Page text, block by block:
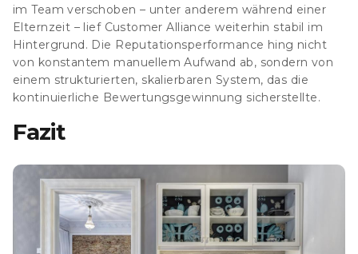
im Team verschoben – unter anderem während einer
Elternzeit – lief Customer Alliance weiterhin stabil im
Hintergrund. Die Reputationsperformance hing nicht
von konstantem manuellem Aufwand ab, sondern von
einem strukturierten, skalierbaren System, das die
kontinuierliche Bewertungsgewinnung sicherstellte.
Fazit